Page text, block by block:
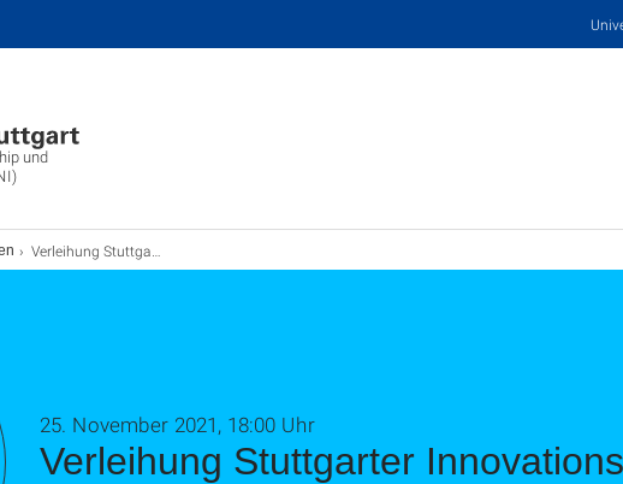
und
Uni
Verleihung Stuttgarter Innovationspreis 2021
Verleihung Stuttgarter
25. November 2021, 18:00 Uhr